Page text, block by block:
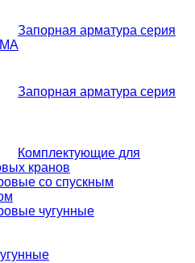
Запорная арматура серия
Запорная арматура серия
Комплектующие для
кранов
со спускным
чугунные